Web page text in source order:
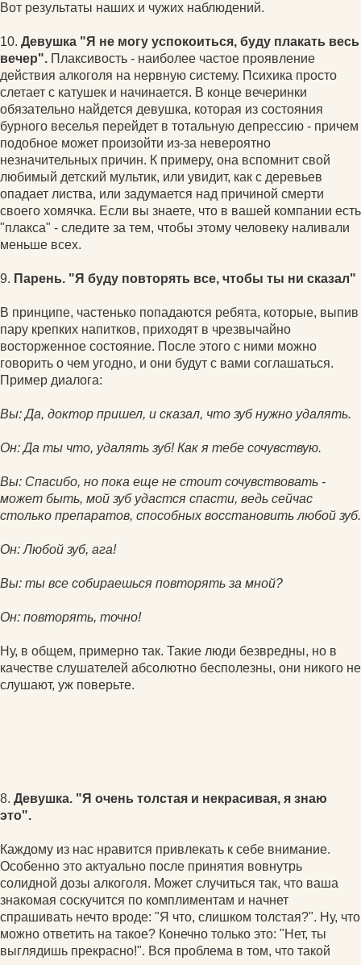
Вот результаты наших и чужих наблюдений.
10. Девушка "Я не могу успокоиться, буду плакать весь
вечер". Плаксивость - наиболее частое проявление
действия алкоголя на нервную систему. Психика просто
слетает с катушек и начинается. В конце вечеринки
обязательно найдется девушка, которая из состояния
бурного веселья перейдет в тотальную депрессию - причем
подобное может произойти из-за невероятно
незначительных причин. К примеру, она вспомнит свой
любимый детский мультик, или увидит, как с деревьев
опадает листва, или задумается над причиной смерти
своего хомячка. Если вы знаете, что в вашей компании есть
"плакса" - следите за тем, чтобы этому человеку наливали
меньше всех.
9. Парень. "Я буду повторять все, чтобы ты ни сказал"
В принципе, частенько попадаются ребята, которые, выпив
пару крепких напитков, приходят в чрезвычайно
восторженное состояние. После этого с ними можно
говорить о чем угодно, и они будут с вами соглашаться.
Пример диалога:
Вы: Да, доктор пришел, и сказал, что зуб нужно удалять.
Он: Да ты что, удалять зуб! Как я тебе сочувствую.
Вы: Спасибо, но пока еще не стоит сочувствовать -
может быть, мой зуб удастся спасти, ведь сейчас
столько препаратов, способных восстановить любой зуб.
Он: Любой зуб, ага!
Вы: ты все собираешься повторять за мной?
Он: повторять, точно!
Ну, в общем, примерно так. Такие люди безвредны, но в
качестве слушателей абсолютно бесполезны, они никого не
слушают, уж поверьте.
8. Девушка. "Я очень толстая и некрасивая, я знаю
это".
Каждому из нас нравится привлекать к себе внимание.
Особенно это актуально после принятия вовнутрь
солидной дозы алкоголя. Может случиться так, что ваша
знакомая соскучится по комплиментам и начнет
спрашивать нечто вроде: "Я что, слишком толстая?". Ну, что
можно ответить на такое? Конечно только это: "Нет, ты
выглядишь прекрасно!". Вся проблема в том, что такой